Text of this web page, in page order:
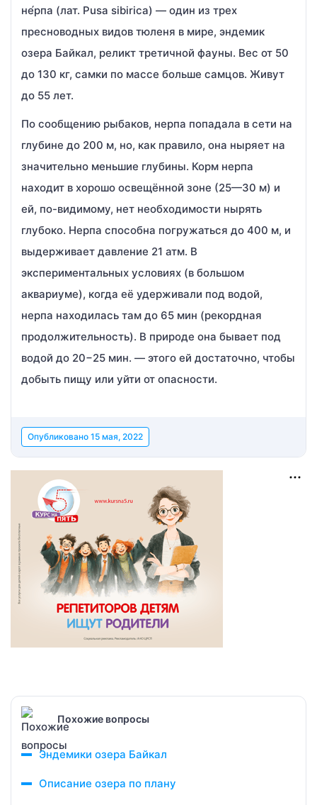
не́рпа (лат. Pusa sibirica) — один из трех
пресноводных видов тюленя в мире, эндемик
озера Байкал, реликт третичной фауны. Вес от 50
до 130 кг, самки по массе больше самцов. Живут
до 55 лет.
По сообщению рыбаков, нерпа попадала в сети на
глубине до 200 м, но, как правило, она ныряет на
значительно меньшие глубины. Корм нерпа
находит в хорошо освещённой зоне (25—30 м) и
ей, по-видимому, нет необходимости нырять
глубоко. Нерпа способна погружаться до 400 м, и
выдерживает давление 21 атм. В
экспериментальных условиях (в большом
аквариуме), когда её удерживали под водой,
нерпа находилась там до 65 мин (рекордная
продолжительность). В природе она бывает под
водой до 20−25 мин. — этого ей достаточно, чтобы
добыть пищу или уйти от опасности.
Опубликовано 15 мая, 2022
Похожие вопросы
Эндемики озера Байкал
Описание озера по плану